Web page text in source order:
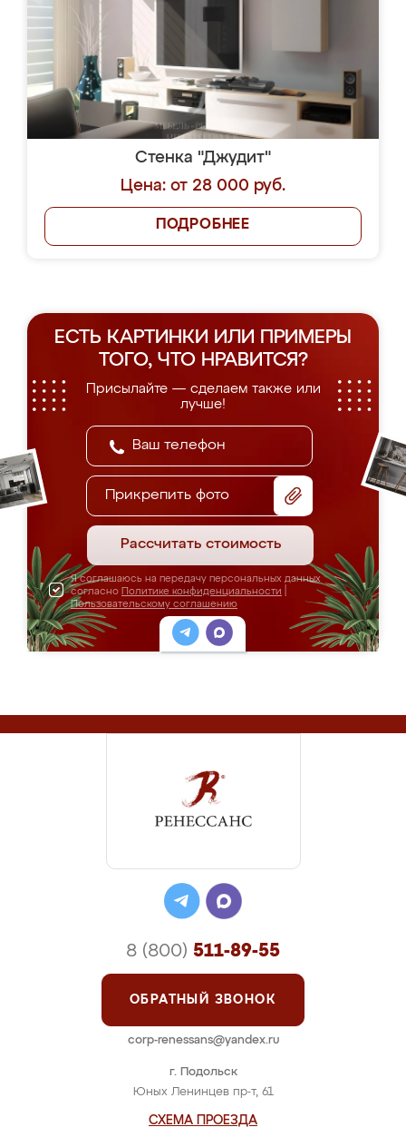
Стенка "Джудит"
Цена: от 28 000 руб.
ПОДРОБНЕЕ
ЕСТЬ КАРТИНКИ ИЛИ ПРИМЕРЫ
ТОГО, ЧТО НРАВИТСЯ?
Присылайте — сделаем также или
лучше!
Прикрепить фото
Рассчитать стоимость
Я соглашаюсь на передачу персональных данных
согласно Политике конфиденциальности
Пользовательскому соглашению
г. Подольск
Юных Ленинцев пр-т, 61
СХЕМА ПРОЕЗДА
8 (800) 511-89-55
ОБРАТНЫЙ ЗВОНОК
corp-renessans@yandex.ru